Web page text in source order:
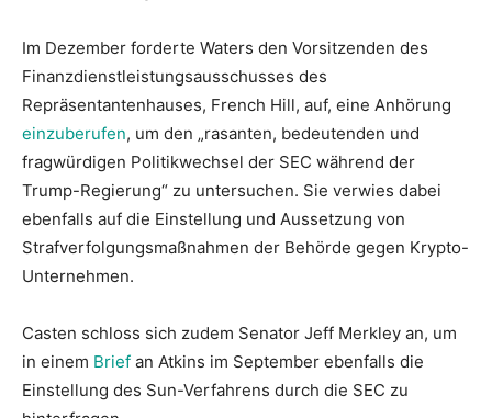
Im Dezember forderte Waters den Vorsitzenden des
Finanzdienstleistungsausschusses des
Repräsentantenhauses, French Hill, auf, eine Anhörung
einzuberufen, um den „rasanten, bedeutenden und
fragwürdigen Politikwechsel der SEC während der
Trump-Regierung“ zu untersuchen. Sie verwies dabei
ebenfalls auf die Einstellung und Aussetzung von
Strafverfolgungsmaßnahmen der Behörde gegen Krypto-
Unternehmen.
Casten schloss sich zudem Senator Jeff Merkley an, um
in einem Brief an Atkins im September ebenfalls die
Einstellung des Sun-Verfahrens durch die SEC zu